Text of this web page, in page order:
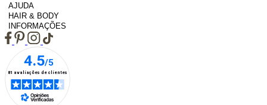
AJUDA
HAIR & BODY
INFORMAÇÕES